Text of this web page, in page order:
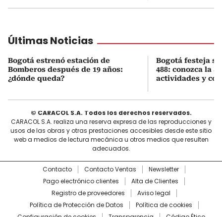
Últimas Noticias
Bogotá estrenó estación de
Bomberos después de 19 años:
¿dónde queda?
Bogotá festeja
488: conozca la
actividades y
© CARACOL S.A. Todos los derechos reservados.
CARACOL S.A. realiza una reserva expresa de las reproducciones y
usos de las obras y otras prestaciones accesibles desde este sitio
web a medios de lectura mecánica u otros medios que resulten
adecuados.
Contacto Contacto Ventas
Newsletter
Pago electrónico clientes
Alta de Clientes
Registro de proveedores
Aviso legal
Política de Protección de Datos
Política de cookies